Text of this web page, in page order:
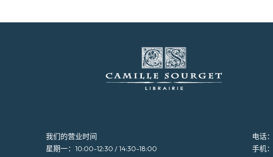
我们的营业时间
星期一：10:00-12:30 / 14:30-18:00
电话
手机